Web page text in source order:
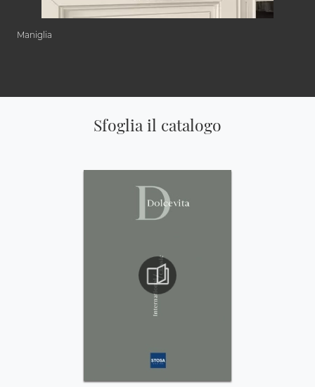
Maniglia
Sfoglia il catalogo